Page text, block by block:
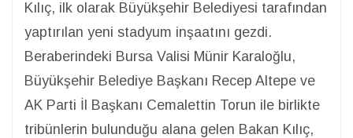
Kılıç, ilk olarak Büyükşehir Belediyesi tarafından
yaptırılan yeni stadyum inşaatını gezdi.
Beraberindeki Bursa Valisi Münir Karaloğlu,
Büyükşehir Belediye Başkanı Recep Altepe ve
AK Parti İl Başkanı Cemalettin Torun ile birlikte
tribünlerin bulunduğu alana gelen Bakan Kılıç,